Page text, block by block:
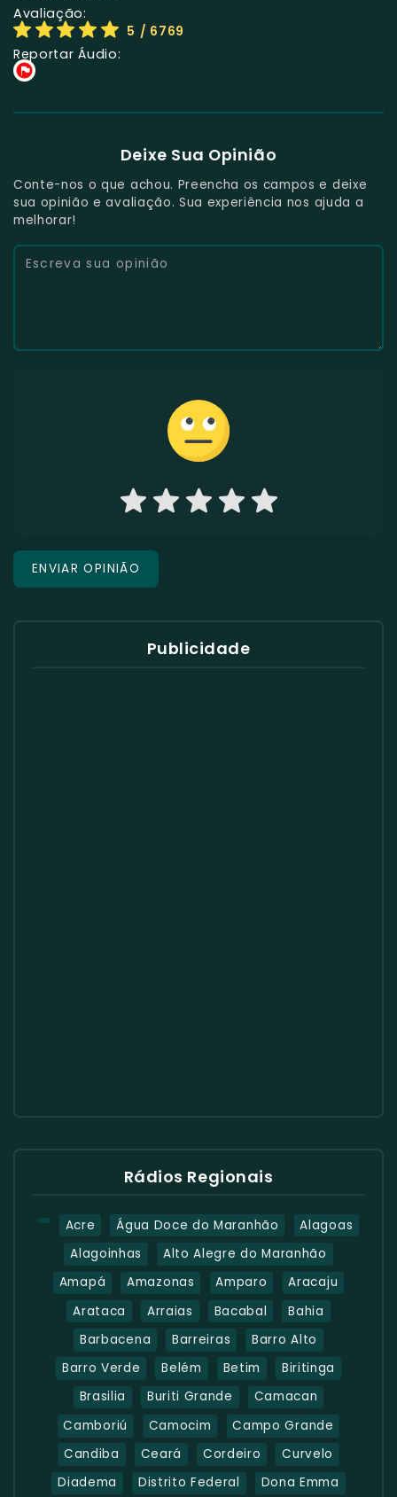
Avaliação:
5 / 6769
Reportar Áudio:
Deixe Sua Opinião
Conte-nos o que achou. Preencha os campos e deixe
sua opinião e avaliação. Sua experiência nos ajuda a
melhorar!
Publicidade
Rádios Regionais
Acre Água Doce do Maranhão
Alagoas
Alagoinhas
Alto Alegre do Maranhão
Amapá
Amazonas Amparo
Aracaju
Arataca
Arraias Bacabal
Bahia
Barbacena
Barreiras
Barro Alto
Barro Verde
Belém Betim
Biritinga
Brasilia
Buriti Grande
Camacan
Camboriú
Camocim
Campo Grande
Candiba
Ceará Cordeiro
Curvelo
Diadema
Distrito Federal Dona Emma